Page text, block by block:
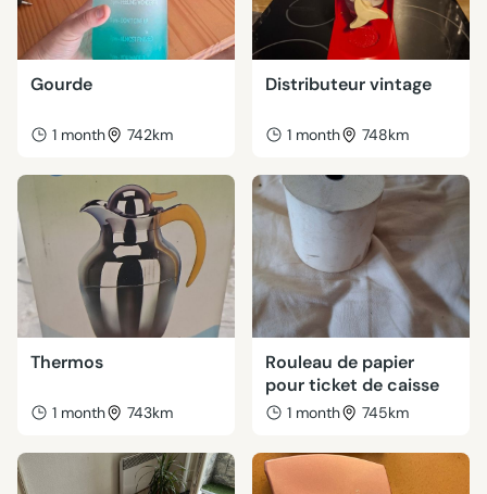
Gourde
1 month 742km
Distributeur vintage
1 month 748km
Thermos
1 month 743km
Rouleau de papier
pour ticket de caisse
1 month 745km